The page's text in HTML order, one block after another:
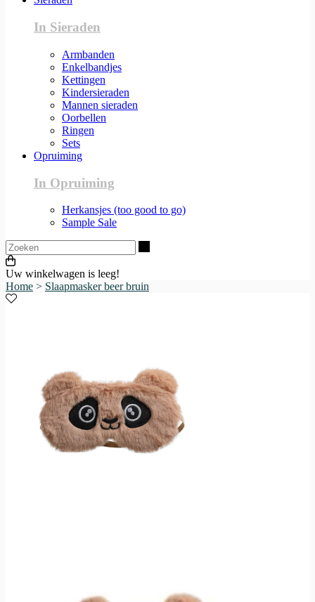
In Sieraden
Armbanden
Enkelbandjes
Kettingen
Kindersieraden
Mannen sieraden
Oorbellen
Ringen
Sets
Opruiming
In Opruiming
Herkansjes (too good to go)
Sample Sale
Uw winkelwagen is leeg!
Home > Slaapmasker beer bruin